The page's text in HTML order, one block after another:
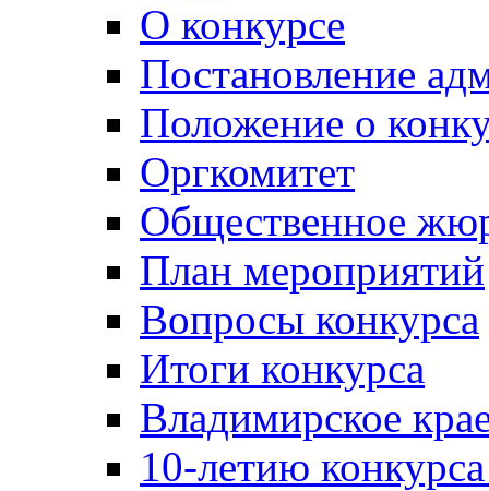
О конкурсе
Постановление
Положение о
Оргкомитет
Общественное
План мероприятий
Вопросы конкурса
Итоги конкурса
Владимирское
10-летию